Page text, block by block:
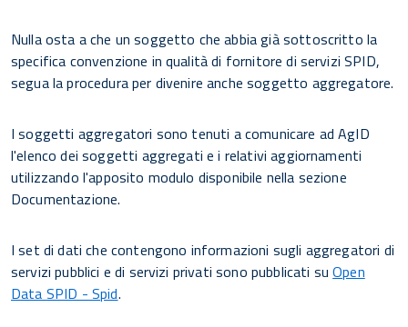
Nulla osta a che un soggetto che abbia già sottoscritto la
specifica convenzione in qualità di fornitore di servizi SPID,
segua la procedura per divenire anche soggetto aggregatore.
I soggetti aggregatori sono tenuti a comunicare ad AgID
l'elenco dei soggetti aggregati e i relativi aggiornamenti
utilizzando l'apposito modulo disponibile nella sezione
Documentazione.
I set di dati che contengono informazioni sugli aggregatori di
servizi pubblici e di servizi privati sono pubblicati suOpen
Data SPID - Spid.